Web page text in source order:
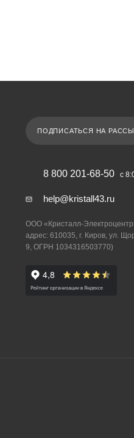
ПОДПИСАТЬСЯ НА
8 800 201-68-50 с
help@kristall43.ru
ООО «Кристалл-
адрес: 610035, г. Киров, ул.
9, ОГРН 1034316503770)